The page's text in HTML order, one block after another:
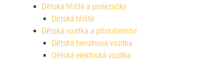
Dětská hřiště a prolézačky
Dětská hřiště
Dětská vozítka a příslušenství
Dětská benzínová vozítka
Dětská elektrická vozítka